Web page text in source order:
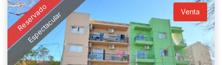
Reservado
Espectacular Venta